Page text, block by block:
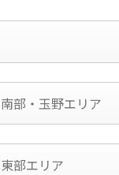
部・玉野エリア
部エリア